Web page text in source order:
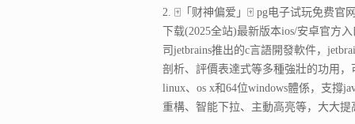
2. 🀄「财神偏爱」🀄 pg电子试玩免费
下载(2025全站)最新版本ios/安卓官方
司jetbrains推出的c言語開發軟件，
剖析、評價表達式等多種強壯的功用，
linux、os x和64位windows體係，支撐
重構、智能下拉、主動高亮等，大大